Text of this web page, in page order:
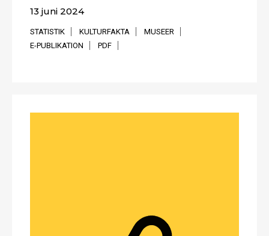
13 juni 2024
STATISTIK KULTURFAKTA
MUSEER
E-PUBLIKATION
PDF